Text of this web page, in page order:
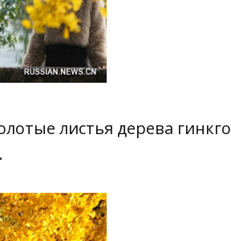
листья дерева гинкго